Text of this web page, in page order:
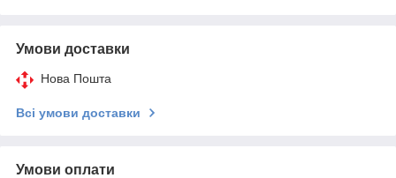
Умови доставки
Нова Пошта
Всі умови доставки
Умови оплати